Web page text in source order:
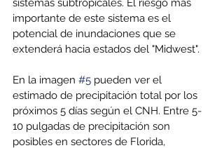
sistemas subtropicales. El riesgo más
importante de este sistema es el
potencial de inundaciones que se
extenderá hacia estados del "Midwest".
En la imagen #5 pueden ver el
estimado de precipitación total por los
próximos 5 días según el CNH. Entre 5-
10 pulgadas de precipitación son
posibles en sectores de Florida,